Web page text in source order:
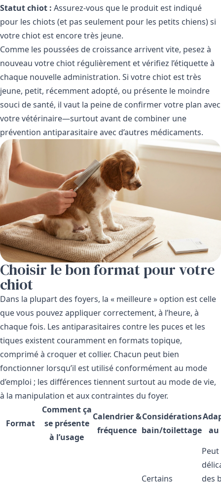
Statut chiot : Assurez-vous que le produit est indiqué
pour les chiots (et pas seulement pour les petits chiens) si
votre chiot est encore très jeune.
Comme les poussées de croissance arrivent vite, pesez à
nouveau votre chiot régulièrement et vérifiez l’étiquette à
chaque nouvelle administration. Si votre chiot est très
jeune, petit, récemment adopté, ou présente le moindre
souci de santé, il vaut la peine de confirmer votre plan avec
votre vétérinaire—surtout avant de combiner une
prévention antiparasitaire avec d’autres médicaments.
Choisir le bon format pour votre
chiot
Dans la plupart des foyers, la « meilleure » option est celle
que vous pouvez appliquer correctement, à l’heure, à
chaque fois. Les antiparasitaires contre les puces et les
tiques existent couramment en formats topique,
comprimé à croquer et collier. Chacun peut bien
fonctionner lorsqu’il est utilisé conformément au mode
d’emploi ; les différences tiennent surtout au mode de vie,
à la manipulation et aux contraintes du foyer.
Format
Comment ça
se présente
à l’usage
Calendrier &
fréquence
Considérations
bain/toilettage
au
Certains
des